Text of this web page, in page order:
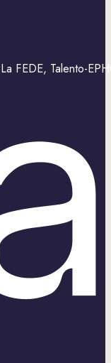
FEDE, Talento-